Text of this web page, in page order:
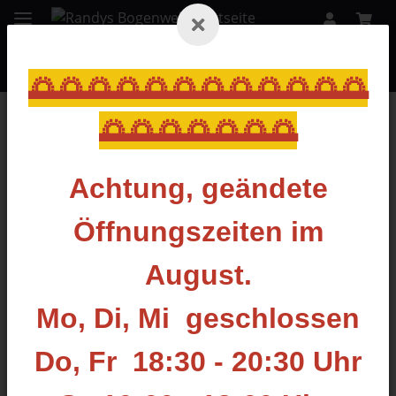
🌅🌅🌅🌅🌅🌅🌅🌅🌅🌅🌅🌅
🌅🌅🌅🌅🌅🌅🌅
Achtung, geändete
Öffnungszeiten im
August.
Mo, Di, Mi geschlossen
Do, Fr 18:30 - 20:30 Uhr
Zurück zur Liste Carbon Express